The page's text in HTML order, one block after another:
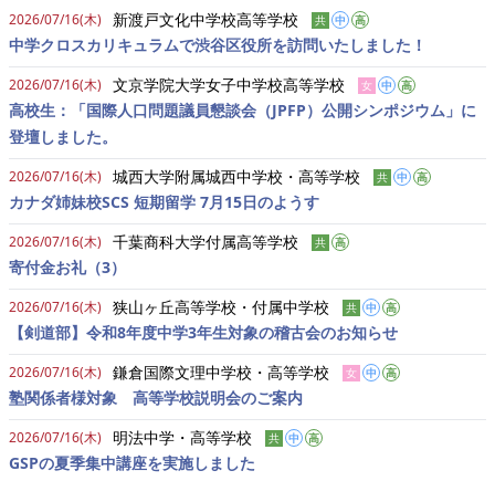
2026/07/16(木) 新渡戸文化中学校高等学校 共 中 高
中学クロスカリキュラムで渋谷区役所を訪問いたしました！
2026/07/16(木) 文京学院大学女子中学校高等学校 女 中 高
高校生：「国際人口問題議員懇談会（JPFP）公開シンポジウム」に
登壇しました。
2026/07/16(木) 城西大学附属城西中学校・高等学校 共 中 高
カナダ姉妹校SCS 短期留学 7月15日のようす
2026/07/16(木) 千葉商科大学付属高等学校 共 高
寄付金お礼（3）
2026/07/16(木) 狭山ヶ丘高等学校・付属中学校 共 中 高
【剣道部】令和8年度中学3年生対象の稽古会のお知らせ
2026/07/16(木) 鎌倉国際文理中学校・高等学校 女 中 高
塾関係者様対象 高等学校説明会のご案内
2026/07/16(木) 明法中学・高等学校 共 中 高
GSPの夏季集中講座を実施しました